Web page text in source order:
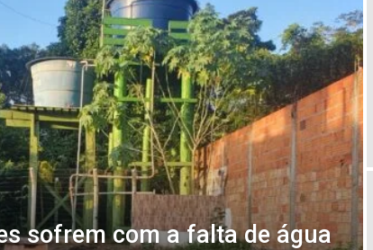
sofrem com a falta de água